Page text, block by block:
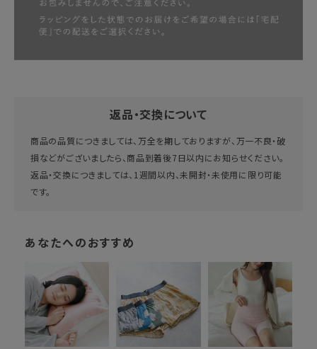
返品・交換について
商品の品質につきましては、万全を期しておりますが、万一不良・破
損などがございましたら、商品到着後7日以内にお知らせください。
返品・交換につきましては、1週間以内、未開封・未使用に限り可能
です。
あなたへのおすすめ